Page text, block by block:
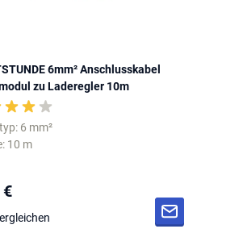
6mm² Anschlusskabel
zu Laderegler 10m
6 mm²
10 m